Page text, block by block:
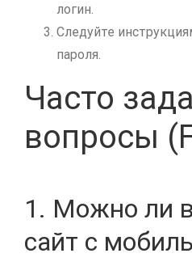
логин.
Следуйте
пароля.
Часто
вопросы
1. Можно ли
сайт с